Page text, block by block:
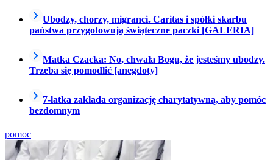
Ubodzy, chorzy, migranci. Caritas i spółki skarbu
państwa przygotowują świąteczne paczki [GALERIA]
Matka Czacka: No, chwała Bogu, że jesteśmy ubodzy.
Trzeba się pomodlić [anegdoty]
7-latka zakłada organizację charytatywną, aby pomóc
bezdomnym
pomoc